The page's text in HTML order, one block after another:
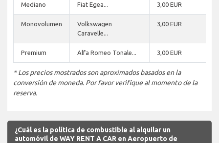
Mediano Fiat Egea... 3,00 EUR
Monovolumen
Volkswagen
Caravelle...
3,00 EUR
Premium Alfa Romeo Tonale... 3,00 EUR
* Los precios mostrados son aproximados basados en la
conversión de moneda. Por favor verifique al momento de la
reserva.
¿Cuál es la política de combustible al alquilar un
automóvil de WAY RENT A CAR en Aeropuerto de